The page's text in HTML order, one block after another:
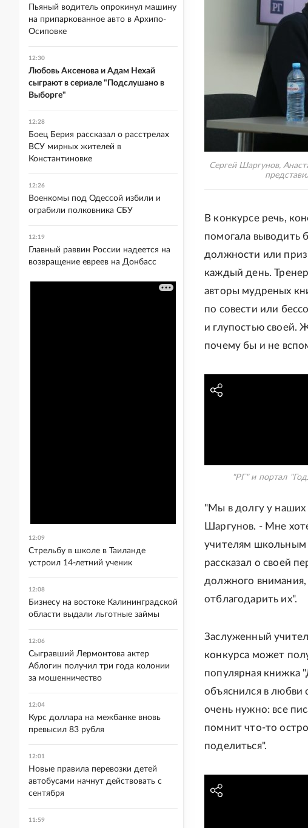
Сергей Шаргунов,
В конкурсе речь,
помогала выводить
должности или
каждый день.
авторы мудреных
по совести или
и глупостью своей.
почему бы и не
"РГ" и портал
"Мы в долгу у наших
Шаргунов. - Мне
учителям школьным
рассказал о своей
должного внимания,
отблагодарить их".
Заслуженный
конкурса может
популярная книжка
объяснился в
очень нужно: все
помнит что-то
поделиться".
Пьяный водитель опрокинул машину
на припаркованное авто в Архипо-
Осиповке
12:30
Любовь Аксенова и Адам Нехай
сыграют в сериале "Подслушано в
Выборге"
12:28
Боец Берия рассказал о расстрелах
ВСУ мирных жителей в
Константиновке
12:26
Военкомы под Одессой избили и
ограбили полковника СБУ
12:19
Главный раввин России надеется на
возвращение евреев на Донбасс
12:09
Стрельбу в школе в Таиланде
устроил 14-летний ученик
12:08
Бизнесу на востоке Калининградской
области выдали льготные займы
12:06
Сыгравший Лермонтова актер
Аблогин получил три года колонии
за мошенничество
12:04
Курс доллара на межбанке вновь
превысил 83 рубля
12:01
Новые правила перевозки детей
автобусами начнут действовать с
сентября
11:59